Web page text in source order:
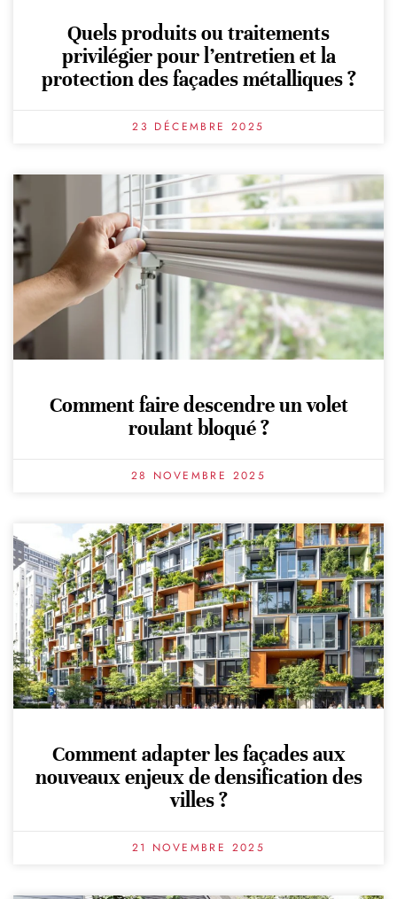
Quels produits ou traitements
privilégier pour l’entretien et la
protection des façades métalliques ?
23 DÉCEMBRE 2025
Comment faire descendre un volet
roulant bloqué ?
28 NOVEMBRE 2025
Comment adapter les façades aux
nouveaux enjeux de densification des
villes ?
21 NOVEMBRE 2025